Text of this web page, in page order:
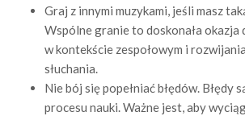
Graj z innymi muzykami, jeśli masz
Wspólne granie to doskonała okazja
w kontekście zespołowym i
słuchania.
Nie bój się popełniać błędów. Błędy
procesu nauki. Ważne jest, aby